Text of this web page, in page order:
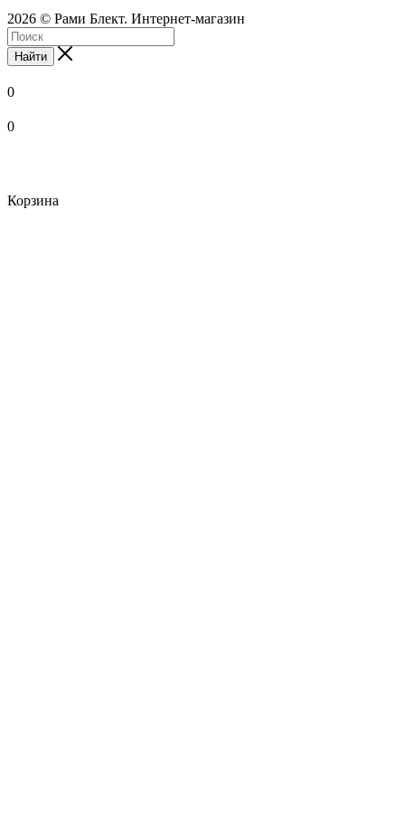
2026 © Рами Блект. Интернет-магазин
Найти
0
0
Корзина